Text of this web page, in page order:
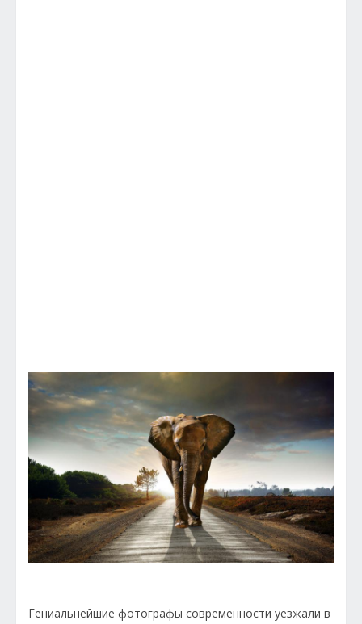
Гениальнейшие фотографы современности уезжали в